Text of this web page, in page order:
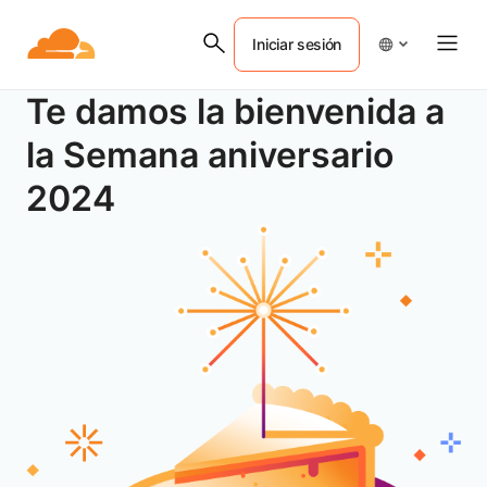
Iniciar sesión
Te damos la bienvenida a
la Semana aniversario
2024